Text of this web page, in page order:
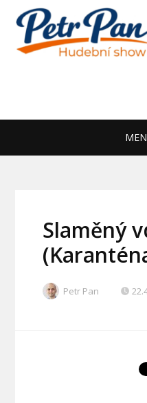
Slaměný
Petr Pan